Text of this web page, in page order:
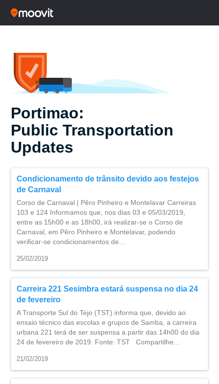
Portimao:
Public Transportation
Updates
Condicionamento de trânsito devido aos festejos
de Carnaval
Corso de Carnaval | Pêro Pinheiro e Montelavar Carreiras
103 e 124 Informamos que, nos dias 03 e 05/03/2019,
entre as 15h00 e as 18h00, irá realizar-se o Corso de
Carnaval, em Pêro Pinheiro e Montelavar, podendo
verificar-se condicionamentos de…
25/02/2019
Carreira 221 Sesimbra estará suspensa no dia 24
de fevereiro
A Transporte Sul do Tejo (TST) informa que, devido ao
ensaio técnico das escolas e grupos de Samba, a carreira
urbana 221 terá de ser suspensa a partir das 14h00 do dia
24 de fevereiro de 2019. Fonte: TST Compartilhe…
21/02/2019